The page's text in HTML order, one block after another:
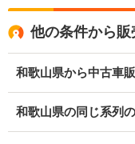
他の条件から
和歌山県から中古車
和歌山県の同じ系列